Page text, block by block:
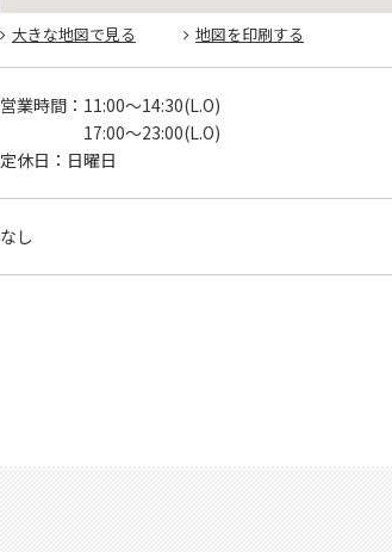
大きな地図で見る 地図を印刷する
営業時間： 11:00～14:30(L.O)
17:00～23:00(L.O)
定休日： 日曜日
なし